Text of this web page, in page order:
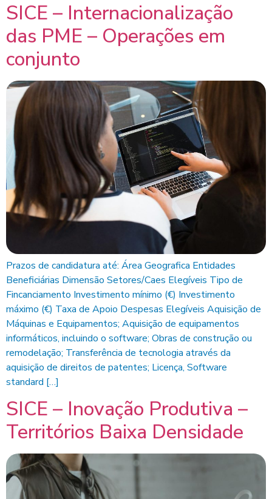
SICE – Internacionalização
das PME – Operações em
conjunto
Prazos de candidatura até: Área Geografica Entidades
Beneficiárias Dimensão Setores/Caes Elegíveis Tipo de
Fincanciamento Investimento mínimo (€) Investimento
máximo (€) Taxa de Apoio Despesas Elegíveis Aquisição de
Máquinas e Equipamentos; Aquisição de equipamentos
informáticos, incluindo o software; Obras de construção ou
remodelação; Transferência de tecnologia através da
aquisição de direitos de patentes; Licença, Software
standard […]
SICE – Inovação Produtiva –
Territórios Baixa Densidade